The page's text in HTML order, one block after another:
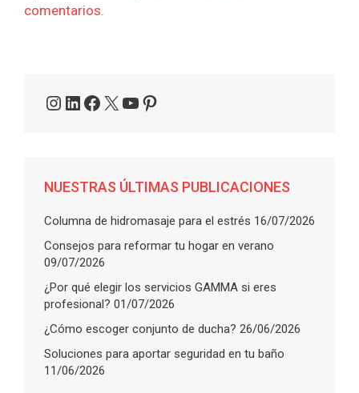
comentarios.
Instagram
LinkedIn
Facebook
X YouTube
Pinterest
NUESTRAS ÚLTIMAS PUBLICACIONES
Columna de hidromasaje para el estrés 16/07/2026
Consejos para reformar tu hogar en verano
09/07/2026
¿Por qué elegir los servicios GAMMA si eres
profesional? 01/07/2026
¿Cómo escoger conjunto de ducha? 26/06/2026
Soluciones para aportar seguridad en tu baño
11/06/2026